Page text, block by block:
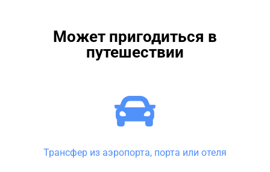
Может пригодиться в
путешествии
Трансфер из аэропорта, порта или отеля